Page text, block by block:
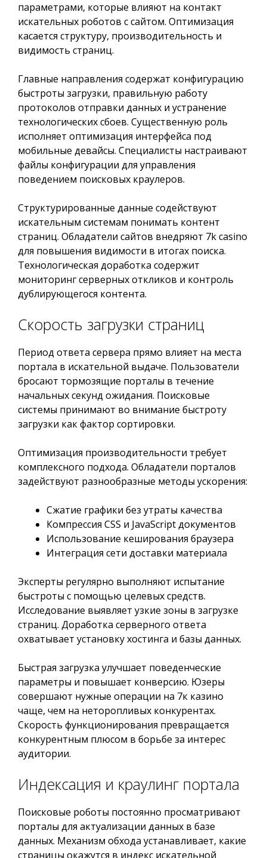
параметрами, которые влияют на контакт
искательных роботов с сайтом. Оптимизация
касается структуру, производительность и
видимость страниц.
Главные направления содержат конфигурацию
быстроты загрузки, правильную работу
протоколов отправки данных и устранение
технологических сбоев. Существенную роль
исполняет оптимизация интерфейса под
мобильные девайсы. Специалисты настраивают
файлы конфигурации для управления
поведением поисковых краулеров.
Структурированные данные содействуют
искательным системам понимать контент
страниц. Обладатели сайтов внедряют 7k casino
для повышения видимости в итогах поиска.
Технологическая доработка содержит
мониторинг серверных откликов и контроль
дублирующегося контента.
Скорость загрузки страниц
Период ответа сервера прямо влияет на места
портала в искательной выдаче. Пользователи
бросают тормозящие порталы в течение
начальных секунд ожидания. Поисковые
системы принимают во внимание быстроту
загрузки как фактор сортировки.
Оптимизация производительности требует
комплексного подхода. Обладатели порталов
задействуют разнообразные методы ускорения:
Сжатие графики без утраты качества
Компрессия CSS и JavaScript документов
Использование кеширования браузера
Интеграция сети доставки материала
Эксперты регулярно выполняют испытание
быстроты с помощью целевых средств.
Исследование выявляет узкие зоны в загрузке
страниц. Доработка серверного ответа
охватывает установку хостинга и базы данных.
Быстрая загрузка улучшает поведенческие
параметры и повышает конверсию. Юзеры
совершают нужные операции на 7к казино
чаще, чем на неторопливых конкурентах.
Скорость функционирования превращается
конкурентным плюсом в борьбе за интерес
аудитории.
Индексация и краулинг портала
Поисковые роботы постоянно просматривают
порталы для актуализации данных в базе
данных. Механизм обхода устанавливает, какие
страницы окажутся в индекс искательной